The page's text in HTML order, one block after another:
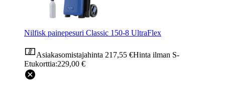
Nilfisk painepesuri Classic 150-8 UltraFlex
Asiakasomistajahinta 217,55 €Hinta ilman S-
Etukorttia:229,00 €